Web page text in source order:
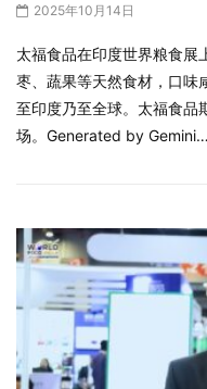
2025年10月14日
太福食品在印度世界粮食展
枣、蔬果等天然食材，口味
至印度乃至全球。太福食品
场。Generated by